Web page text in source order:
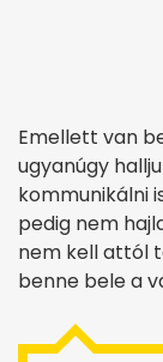
Emellett van
ugyanúgy
kommunikálni
pedig nem
nem kell attól
benne bele a